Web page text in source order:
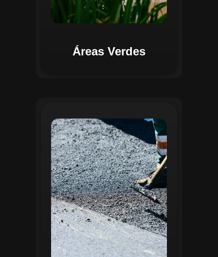
Áreas Verdes
Na Gestão de Pavimentação, o Regente
oferece ferramentas para mapear, avaliar
e monitorar a infraestrutura viária. O
sistema permite registrar condições dos
pavimentos, identificar áreas críticas e
planejar ações de manutenção preventiva
e corretiva. Com o auxílio do
geoprocessamento, é possível gerar
mapas detalhados que facilitam a
priorização de intervenções, otimizando
recursos e assegurando maior
durabilidade das vias. Relatórios
personalizáveis garantem transparência e
suporte na tomada de decisões
estratégicas.